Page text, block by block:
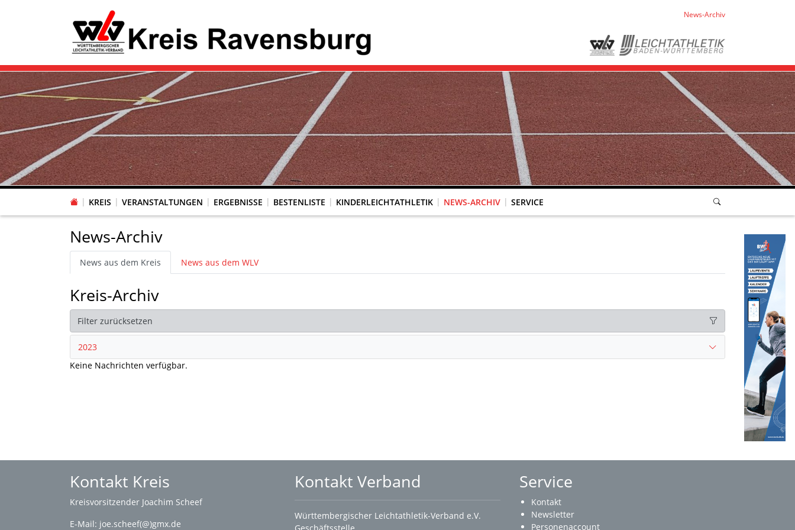
News-Archiv
KREIS VERANSTALTUNGEN ERGEBNISSE BESTENLISTE KINDERLEICHTATHLETIK NEWS-ARCHIV SERVICE
News-Archiv
News aus dem Kreis News aus dem WLV
Kreis-Archiv
Filter zurücksetzen
2023
Keine Nachrichten verfügbar.
Kontakt Kreis
Kreisvorsitzender Joachim Scheef
E-Mail: joe.scheef(@)gmx.de
Kontakt Verband
Württembergischer Leichtathletik-Verband e.V.
Service
Kontakt
Newsletter
Personenaccount